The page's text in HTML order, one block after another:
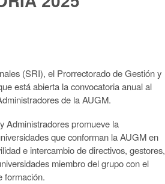
(SRI), el Prorrectorado de Gestión y
está abierta la convocatoria anual al
de la AUGM.
Administradores promueve la
que conforman la AUGM en
e intercambio de directivos, gestores,
miembro del grupo con el
formación.